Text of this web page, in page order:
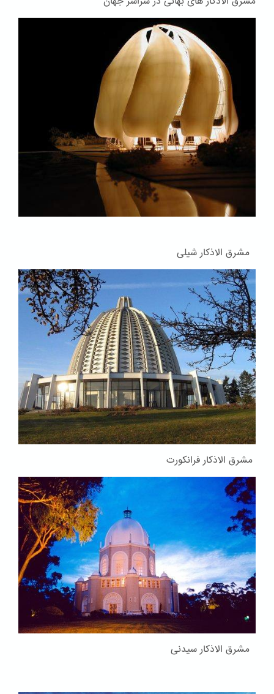
مشرق الاذکار شیلی
مشرق الاذکار فرانکورت
مشرق الاذکار سیدنی